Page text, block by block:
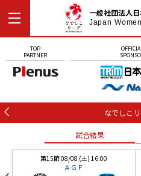
一般社団法人
Japan
TOP
PARTNER
なでしこ
試合結果
第15節 08/08 (土) 16:00
ＡＧＦ